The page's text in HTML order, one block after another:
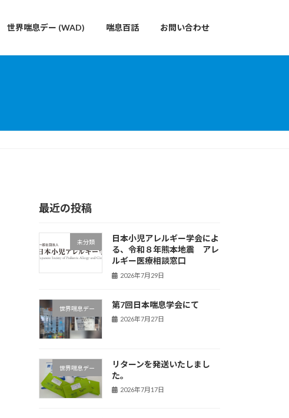
世界喘息デー (WAD) 喘息百話 お問い合わせ
最近の投稿
未分類
日本小児アレルギー学会によ
る、令和８年熊本地震 アレ
ルギー医療相談窓口
2026年7月29日
世界喘息デー 第7回日本喘息学会にて
2026年7月27日
世界喘息デー
リターンを発送いたしまし
た。
2026年7月17日